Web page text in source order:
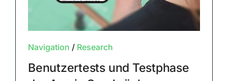
Navigation / Research
Benutzertests und Testphase